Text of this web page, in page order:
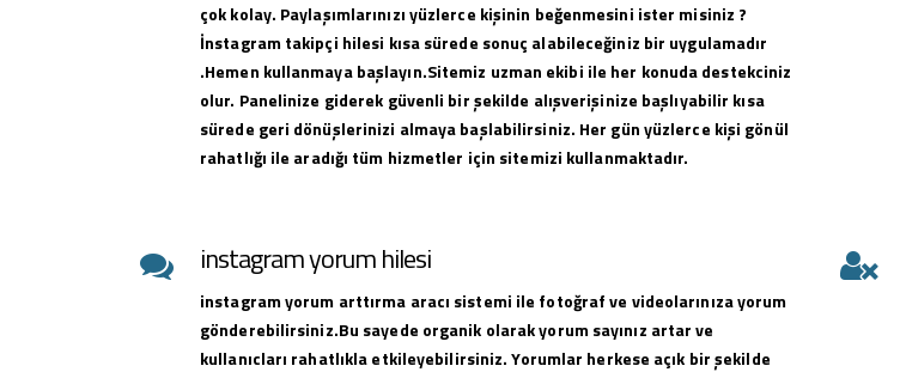
çok kolay. Paylaşımlarınızı yüzlerce kişinin beğenmesini ister misiniz ?
İnstagram takipçi hilesi kısa sürede sonuç alabileceğiniz bir uygulamadır
.Hemen kullanmaya başlayın.Sitemiz uzman ekibi ile her konuda destekciniz
olur. Panelinize giderek güvenli bir şekilde alışverişinize başlıyabilir kısa
sürede geri dönüşlerinizi almaya başlabilirsiniz. Her gün yüzlerce kişi gönül
rahatlığı ile aradığı tüm hizmetler için sitemizi kullanmaktadır.
instagram yorum hilesi
instagram yorum arttırma aracı sistemi ile fotoğraf ve videolarınıza yorum
gönderebilirsiniz.Bu sayede organik olarak yorum sayınız artar ve
kullanıcları rahatlıkla etkileyebilirsiniz. Yorumlar herkese açık bir şekilde